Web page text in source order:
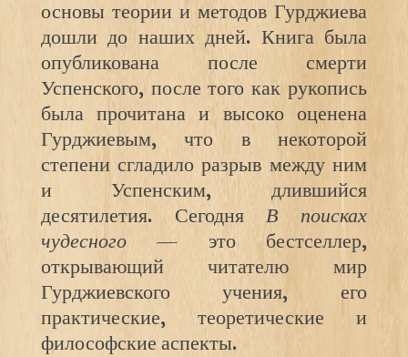
основы теории и методов Гурджиева
дошли до наших дней. Книга была
опубликована после смерти
Успенского, после того как рукопись
была прочитана и высоко оценена
Гурджиевым, что в некоторой
степени сгладило разрыв между ним
и Успенским, длившийся
десятилетия. СегодняВ поисках
чудесного— это бестселлер,
открывающий читателю мир
Гурджиевского учения, его
практические, теоретические и
философские аспекты.